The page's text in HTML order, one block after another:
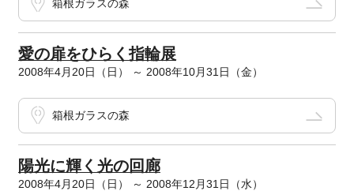
箱根ガラスの森
愛の扉をひらく指輪展
2008年4月20日（日） ～ 2008年10月31日（金）
箱根ガラスの森
陽光に輝く光の回廊
2008年4月20日（日） ～ 2008年12月31日（水）